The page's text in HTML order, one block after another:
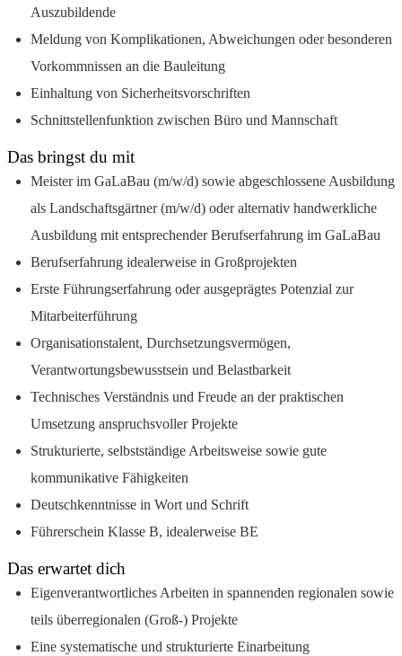
Auszubildende
Meldung von Komplikationen, Abweichungen oder besonderen
Vorkommnissen an die Bauleitung
Einhaltung von Sicherheitsvorschriften
Schnittstellenfunktion zwischen Büro und Mannschaft
Das bringst du mit
Meister im GaLaBau (m/w/d) sowie abgeschlossene Ausbildung
als Landschaftsgärtner (m/w/d) oder alternativ handwerkliche
Ausbildung mit entsprechender Berufserfahrung im GaLaBau
Berufserfahrung idealerweise in Großprojekten
Erste Führungserfahrung oder ausgeprägtes Potenzial zur
Mitarbeiterführung
Organisationstalent, Durchsetzungsvermögen,
Verantwortungsbewusstsein und Belastbarkeit
Technisches Verständnis und Freude an der praktischen
Umsetzung anspruchsvoller Projekte
Strukturierte, selbstständige Arbeitsweise sowie gute
kommunikative Fähigkeiten
Deutschkenntnisse in Wort und Schrift
Führerschein Klasse B, idealerweise BE
Das erwartet dich
Eigenverantwortliches Arbeiten in spannenden regionalen sowie
teils überregionalen (Groß-) Projekte
Eine systematische und strukturierte Einarbeitung